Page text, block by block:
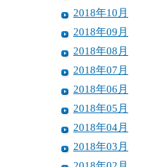
2018年10月
2018年09月
2018年08月
2018年07月
2018年06月
2018年05月
2018年04月
2018年03月